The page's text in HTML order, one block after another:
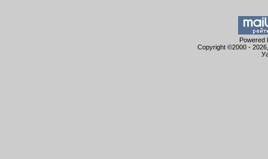
Powered
Copyright ©2000 -